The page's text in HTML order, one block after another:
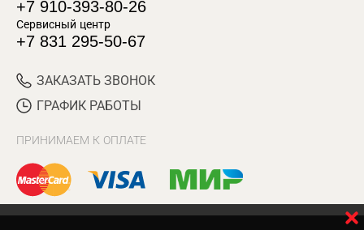
+7 910-393-80-26
Сервисный центр
+7 831 295-50-67
ЗАКАЗАТЬ ЗВОНОК
ГРАФИК РАБОТЫ
ПРИНИМАЕМ К ОПЛАТЕ